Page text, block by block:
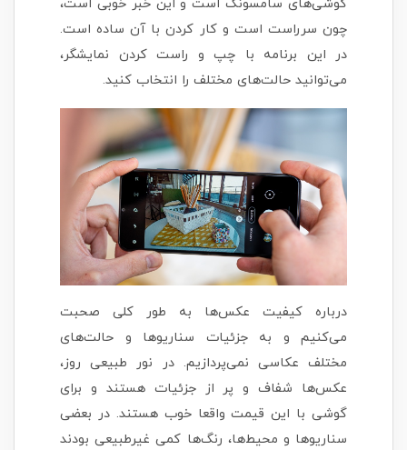
گوشی‌های سامسونگ است و این خبر خوبی است،
چون سرراست است و کار کردن با آن ساده است.
در این برنامه با چپ و راست کردن نمایشگر،
می‌توانید حالت‌های مختلف را انتخاب کنید.
درباره کیفیت عکس‌ها به طور کلی صحبت
می‌کنیم و به جزئیات سناریوها و حالت‌های
مختلف عکاسی نمی‌پردازیم. در نور طبیعی روز،
عکس‌ها شفاف و پر از جزئیات هستند و برای
گوشی با این قیمت واقعا خوب هستند. در بعضی
سناریوها و محیط‌ها، رنگ‌ها کمی غیرطبیعی بودند